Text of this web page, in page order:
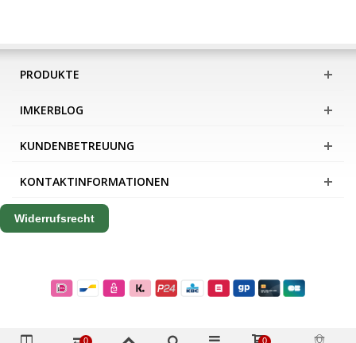
PRODUKTE
IMKERBLOG
KUNDENBETREUUNG
KONTAKTINFORMATIONEN
Widerrufsrecht
0 0